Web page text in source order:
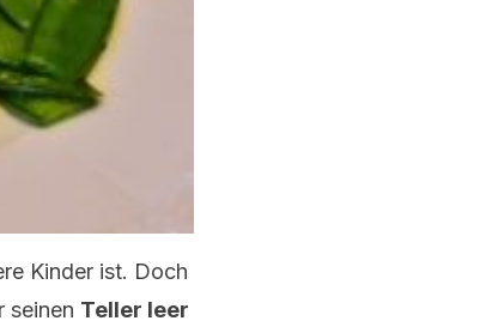
Kinder ist. Doch
seinen Teller leer